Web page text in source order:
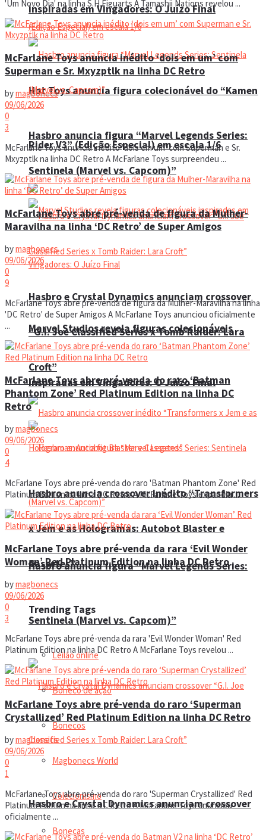
Hot Toys anuncia figura colecionável do “Kamen
Rider V3” (Edição Especial) em escala 1/6
Marvel Studios revela figuras colecionáveis
inspiradas em Vingadores: O Juízo Final
Hasbro anuncia figura “Marvel Legends Series:
Sentinela (Marvel vs. Capcom)”
Hasbro e Crystal Dynamics anunciam crossover
inspiradas em Vingadores: O Juízo Final
Hasbro anuncia figura “Marvel Legends Series:
Sentinela (Marvel vs. Capcom)”
Hasbro e Crystal Dynamics anunciam crossover
“G.I. Joe Classified Series x Tomb Raider: Lara
Croft”
Hasbro anuncia crossover inédito “Transformers
x Jem e as Hologramas: Autobot Blaster e
Cassetes”
Trending Tags
Leilão online
Boneco de ação
Bonecos
Magbonecs World
Colecionismo
Bonecas
'Um Novo Dia' na linha S.H.Figuarts A Tamashii Nations revelou ...
McFarlane Toys anuncia inédito ‘dois em um’ com
Superman e Sr. Mxyzptlk na linha DC Retro
bymagbonecs
09/06/2026
0
3
McFarlane Toys anuncia inédito 'dois em um' com Superman e Sr.
Mxyzptlk na linha DC Retro A McFarlane Toys surpreendeu ...
McFarlane Toys abre pré-venda de figura da Mulher-
Maravilha na linha ‘DC Retro’ de Super Amigos
bymagbonecs
09/06/2026
0
9
McFarlane Toys abre pré-venda de figura da Mulher-Maravilha na linha
'DC Retro' de Super Amigos A McFarlane Toys anunciou oficialmente
...
McFarlane Toys abre pré-venda do raro ‘Batman
Phantom Zone’ Red Platinum Edition na linha DC
Retro
bymagbonecs
09/06/2026
0
4
McFarlane Toys abre pré-venda do raro 'Batman Phantom Zone' Red
Platinum Edition na linha DC Retro A McFarlane Toys expandiu ...
McFarlane Toys abre pré-venda da rara ‘Evil Wonder
Woman’ Red Platinum Edition na linha DC Retro
bymagbonecs
09/06/2026
0
3
McFarlane Toys abre pré-venda da rara 'Evil Wonder Woman' Red
Platinum Edition na linha DC Retro A McFarlane Toys revelou ...
McFarlane Toys abre pré-venda do raro ‘Superman
Crystallized’ Red Platinum Edition na linha DC Retro
bymagbonecs
09/06/2026
0
1
McFarlane Toys abre pré-venda do raro 'Superman Crystallized' Red
Platinum Edition na linha DC Retro A McFarlane Toys anunciou
oficialmente ...